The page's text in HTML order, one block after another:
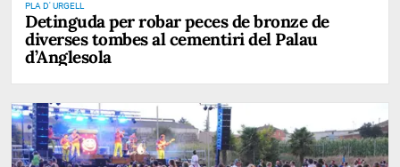
PLA D' URGELL
Detinguda per robar peces de bronze de
diverses tombes al cementiri del Palau
d’Anglesola